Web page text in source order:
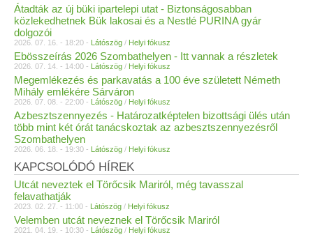
Átadták az új büki ipartelepi utat - Biztonságosabban
közlekedhetnek Bük lakosai és a Nestlé PURINA gyár
dolgozói
2026. 07. 16. - 18:20 - Látószög / Helyi fókusz
Ebösszeírás 2026 Szombathelyen - Itt vannak a részletek
2026. 07. 14. - 14:00 - Látószög / Helyi fókusz
Megemlékezés és parkavatás a 100 éve született Németh
Mihály emlékére Sárváron
2026. 07. 08. - 22:00 - Látószög / Helyi fókusz
Azbesztszennyezés - Határozatképtelen bizottsági ülés után
több mint két órát tanácskoztak az azbesztszennyezésről
Szombathelyen
2026. 06. 18. - 19:30 - Látószög / Helyi fókusz
KAPCSOLÓDÓ HÍREK
Utcát neveztek el Törőcsik Mariról, még tavasszal
felavathatják
2023. 02. 27. - 11:00 - Látószög / Helyi fókusz
Velemben utcát neveznek el Törőcsik Mariról
2021. 04. 19. - 10:30 - Látószög / Helyi fókusz